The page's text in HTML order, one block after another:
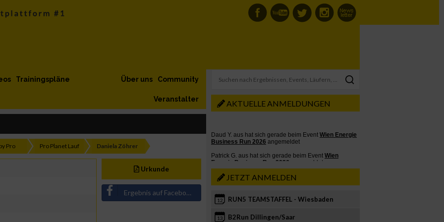
Trainingspläne Community
Über uns
Veranstalter
Pro Pro Planet Lauf Daniela Zöhrer
Urkunde
Ergebnis auf Facebook teilen
AKTUELLE ANMELDUNGEN
JETZT ANMELDEN
12 RUN5 TEAMSTAFFEL - Wiesbaden
13 B2Run Dillingen/Saar